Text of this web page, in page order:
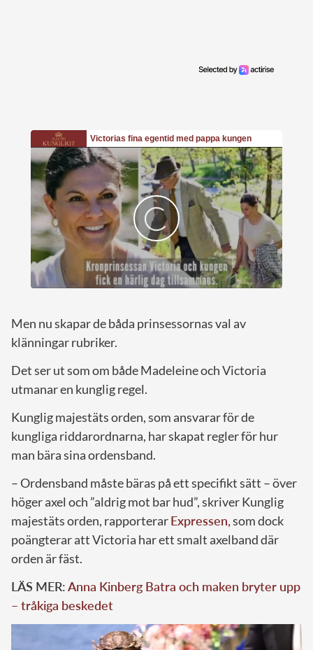
Men nu skapar de båda prinsessornas val av
klänningar rubriker.
Det ser ut som om både Madeleine och Victoria
utmanar en kunglig regel.
Kunglig majestäts orden, som ansvarar för de
kungliga riddarordnarna, har skapat regler för hur
man bära sina ordensband.
– Ordensband måste bäras på ett specifikt sätt – över
höger axel och ”aldrig mot bar hud”, skriver Kunglig
majestäts orden, rapporterarExpressen,som dock
poängterar att Victoria har ett smalt axelband där
orden är fäst.
LÄS MER:Anna Kinberg Batra och maken bryter upp
– tråkiga beskedet